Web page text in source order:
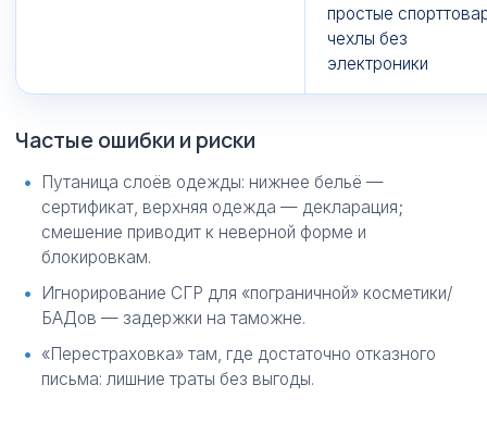
простые
чехлы без
электроники
Частые ошибки и риски
Путаница слоёв одежды: нижнее бельё —
сертификат, верхняя одежда — декларация;
смешение приводит к неверной форме и
блокировкам.
Игнорирование СГР для «пограничной» косметики/
БАДов — задержки на таможне.
«Перестраховка» там, где достаточно отказного
письма: лишние траты без выгоды.